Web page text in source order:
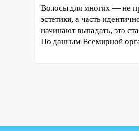
остановку
метровом участке
14:22 В Новом
пройдет большой
Жару смоет
прогноз погоды в
области на
августа
Волосы для многих — не
эстетики, а часть
начинают выпадать, это
По данным Всемирной